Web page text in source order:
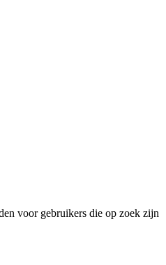
voor gebruikers die op zoek zijn